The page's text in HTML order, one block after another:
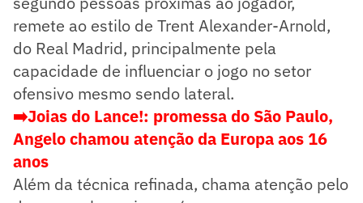
remete ao estilo de Trent Alexander-Arnold,
do Real Madrid, principalmente pela
capacidade de influenciar o jogo no setor
ofensivo mesmo sendo lateral.
➡️Joias do Lance!: promessa do São Paulo,
Angelo chamou atenção da Europa aos 16
anos
Além da técnica refinada, chama atenção pelo